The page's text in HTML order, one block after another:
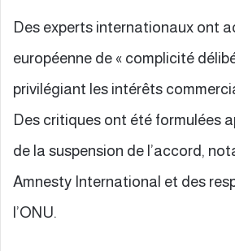
Des experts internationaux ont
européenne de « complicité
privilégiant les intérêts
Des critiques ont été formulées
de la suspension de l’accord,
Amnesty International et des
l’ONU.